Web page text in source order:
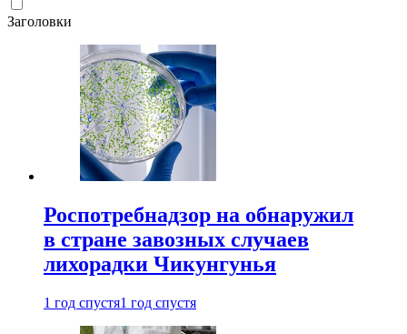
Заголовки
Роспотребнадзор на обнаружил
в стране завозных случаев
лихорадки Чикунгунья
1 год спустя1 год спустя